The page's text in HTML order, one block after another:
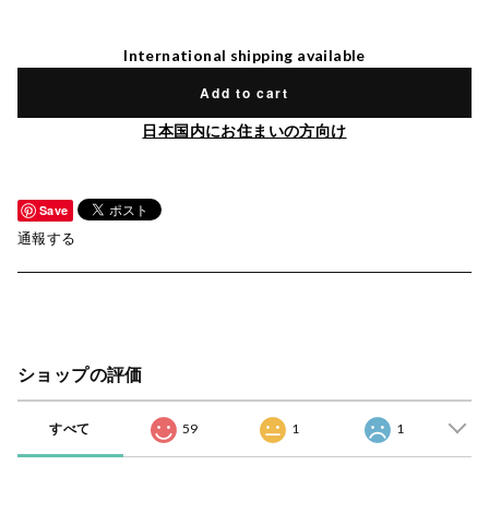
International shipping available
Add to cart
日本国内にお住まいの方向け
Save
通報する
ショップの評価
すべて 59 1 1